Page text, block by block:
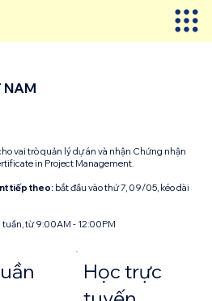
NAM
vai trò quản lý dự án và nhận Chứng nhận
in Project Management.
tiếp theo: bắt đầu vào thứ 7, 09/05, kéo dài
tuần, từ 9:00AM - 12:00PM
Học trực